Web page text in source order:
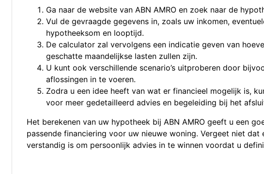
Ga naar de website van ABN AMRO en zoek naar de
Vul de gevraagde gegevens in, zoals uw inkomen,
hypotheeksom en looptijd.
De calculator zal vervolgens een indicatie geven van
geschatte maandelijkse lasten zullen zijn.
U kunt ook verschillende scenario’s uitproberen door
aflossingen in te voeren.
Zodra u een idee heeft van wat er financieel mogelijk is,
voor meer gedetailleerd advies en begeleiding bij het
Het berekenen van uw hypotheek bij ABN AMRO geeft u een
passende financiering voor uw nieuwe woning. Vergeet niet
verstandig is om persoonlijk advies in te winnen voordat u